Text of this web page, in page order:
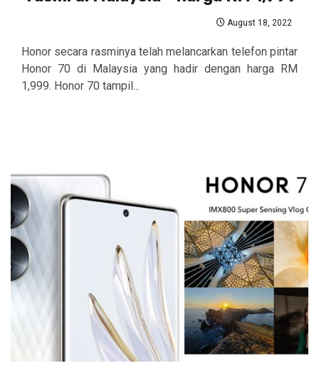
August 18, 2022
Honor secara rasminya telah melancarkan telefon pintar
Honor 70 di Malaysia yang hadir dengan harga RM
1,999. Honor 70 tampil...